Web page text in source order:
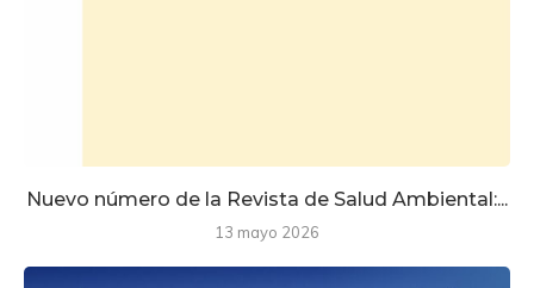
Nuevo número de la Revista de Salud Ambiental:...
13 mayo 2026